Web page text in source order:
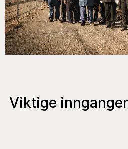
Viktige innganger